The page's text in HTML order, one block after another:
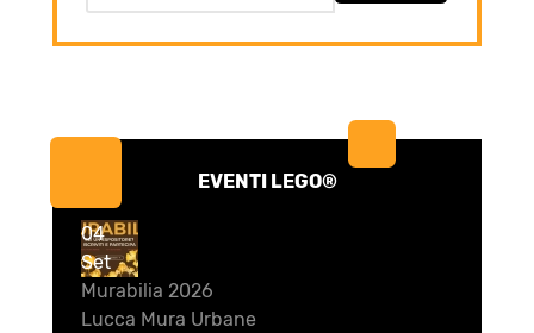
EVENTI LEGO®
04
Set
Murabilia 2026
Lucca Mura Urbane